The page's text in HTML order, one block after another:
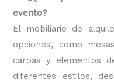
evento?
El mobiliario de
opciones, como
carpas y elementos
diferentes estilos,